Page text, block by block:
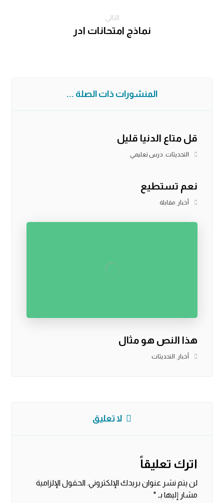
التالي
نماذج امتحانات ادر
المنشورات ذات الصلة ...
قل متاع الدنيا قليل
التحديثات, درس تعليمي
نعم تستطيع
أخبار ,مقابلة
هذا النص هو مثال
أخبار , التحديثات
لا تعليق
اترك تعليقاً
لن يتم نشر عنوان بريدك الإلكتروني. الحقول الإلزامية
مشار إليها بـ *